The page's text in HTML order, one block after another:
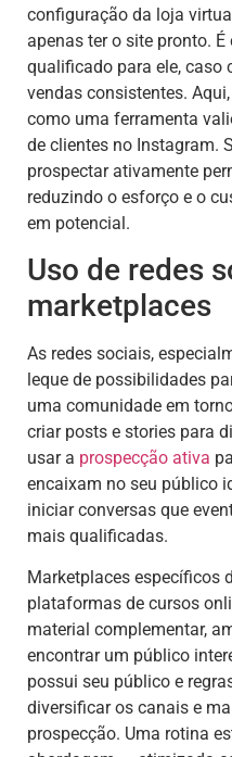
configuração da loja
apenas ter o site pronto.
qualificado para ele, caso
vendas consistentes.
como uma ferramenta
de clientes no Instagram.
prospectar ativamente
reduzindo o esforço e o
em potencial.
Uso de redes
marketplaces
As redes sociais,
leque de possibilidades
uma comunidade em
criar posts e stories para
usar a prospecção ativa
encaixam no seu público
iniciar conversas que
mais qualificadas.
Marketplaces específicos
plataformas de cursos
material complementar,
encontrar um público
possui seu público e
diversificar os canais e
prospecção. Uma rotina